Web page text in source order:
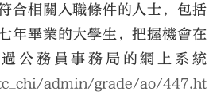
合相關入職條件的人士，包括
畢業的大學生，把握機會在
公務員事務局的網上系統
admin/grade/ao/447.ht